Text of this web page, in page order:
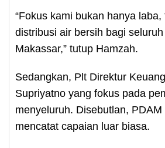
“Fokus kami bukan hanya
distribusi air bersih bagi
Makassar,” tutup Hamzah.
Sedangkan, Plt Direktur
Supriyatno yang fokus pada
menyeluruh. Disebutlan,
mencatat capaian luar biasa.